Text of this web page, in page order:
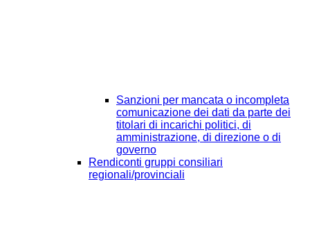
Sanzioni per mancata o incompleta
comunicazione dei dati da parte dei
titolari di incarichi politici, di
amministrazione, di direzione o di
governo
Rendiconti gruppi consiliari
regionali/provinciali